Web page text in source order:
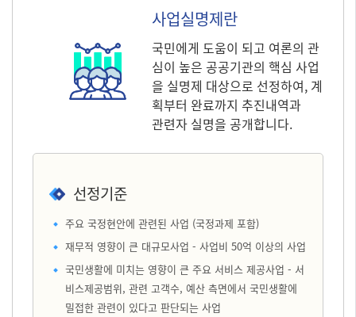
사업실명제란
국민에게 도움이 되고 여론의 관
심이 높은 공공기관의 핵심 사업
을 실명제 대상으로 선정하여, 계
획부터 완료까지 추진내역과
관련자 실명을 공개합니다.
선정기준
주요 국정현안에 관련된 사업 (국정과제 포함)
재무적 영향이 큰 대규모사업 - 사업비 50억 이상의 사업
국민생활에 미치는 영향이 큰 주요 서비스 제공사업 - 서
비스제공범위, 관련 고객수, 예산 측면에서 국민생활에
밀접한 관련이 있다고 판단되는 사업